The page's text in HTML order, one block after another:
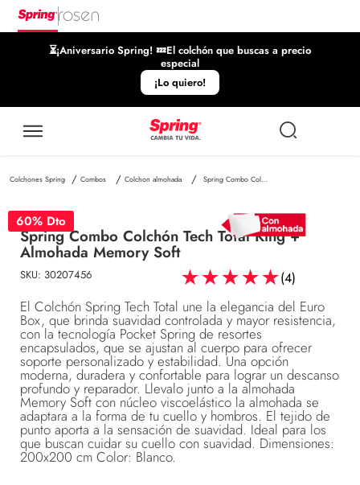
⏳¡Aniversario Spring! 💤El colchón que buscas a precio
especial
¡Lo quiero!
Combos Colchon almohada Spring Combo Colchón Tech Total King + Almohada Memory Soft
60% Dto
Spring Combo Colchón Tech Total King +
Almohada Memory Soft
SKU: 30207456 ★★★★★(4)
El Colchón Spring Tech Total une la elegancia del Euro
Box, que brinda suavidad controlada y mayor resistencia,
con la tecnología Pocket Spring de resortes
encapsulados, que se ajustan al cuerpo para ofrecer
soporte personalizado y estabilidad. Una opción
moderna, duradera y confortable para lograr un descanso
profundo y reparador. Llevalo junto a la almohada
Memory Soft con núcleo viscoelástico la almohada se
adaptara a la forma de tu cuello y hombros. El tejido de
punto aporta a la sensación de suavidad. Ideal para los
que buscan cuidar su cuello con suavidad. Dimensiones:
200x200 cm Color: Blanco.